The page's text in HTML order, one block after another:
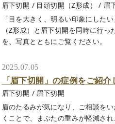
眉下切開 / 目頭切開（Z形成） / 眉
「目を大きく、明るい印象にした
（Z形成）と眉下切開を同時に行
を、写真とともにご覧くだ
2025.07.05
「眉下切開」の症例をご紹介
眉下切開 / 眉下切開
眉のたるみが気になり、ご相談を
くことで、まぶたの重みが軽減さ